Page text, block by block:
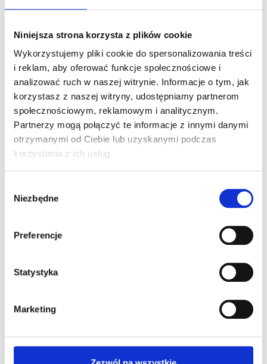
Niniejsza strona korzysta z plików cookie
Wykorzystujemy pliki cookie do spersonalizowania treści
i reklam, aby oferować funkcje społecznościowe i
analizować ruch w naszej witrynie. Informacje o tym, jak
korzystasz z naszej witryny, udostępniamy partnerom
społecznościowym, reklamowym i analitycznym.
Partnerzy mogą połączyć te informacje z innymi danymi
otrzymanymi od Ciebie lub uzyskanymi podczas
korzystania z ich usług.
zgody
Niezbędne
Preferencje
Statystyka
Marketing
Dodaj komentarz
Twój adres e-mail nie zostanie opublikowany.
Komentarz*
Nazwa*